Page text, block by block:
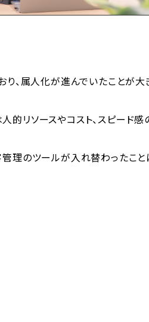
、属人化が進んでいたことが大
リソースやコスト、スピード感
理のツールが入れ替わったこと